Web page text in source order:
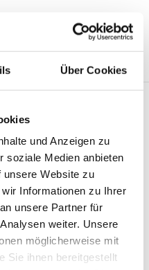
Über Cookies
und Anzeigen zu
soziale Medien anbieten
unsere Website zu
Informationen zu Ihrer
unsere Partner für
weiter. Unsere
möglicherweise mit
Sie ihnen bereitgestellt
2023